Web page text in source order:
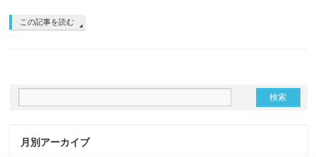
この記事を読む
月別アーカイブ